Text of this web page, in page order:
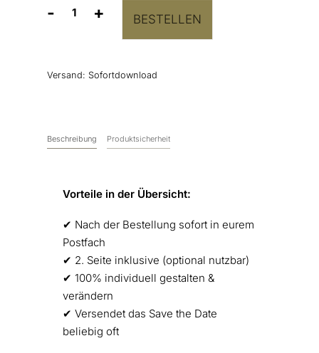
-
Digitales
"Pure"
+ BESTELLEN
Versand: Sofortdownload
Beschreibung Produktsicherheit
Vorteile in der Übersicht:
✔︎ Nach der Bestellung sofort in eurem
Postfach
✔︎ 2. Seite inklusive (optional nutzbar)
✔︎ 100% individuell gestalten &
verändern
✔︎ Versendet das Save the Date
beliebig oft